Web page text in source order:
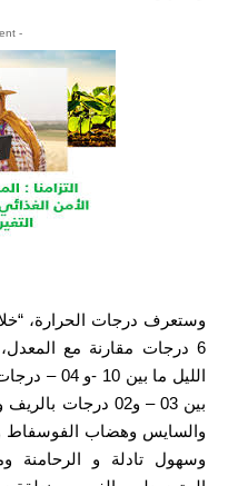
- Advertisement -
6 درجات مقارنة مع
الليل ما
بين 03 – و02
والسايس وهضاب الفوسفاط